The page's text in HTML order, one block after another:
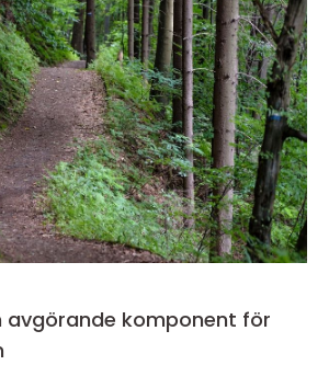
avgörande komponent för